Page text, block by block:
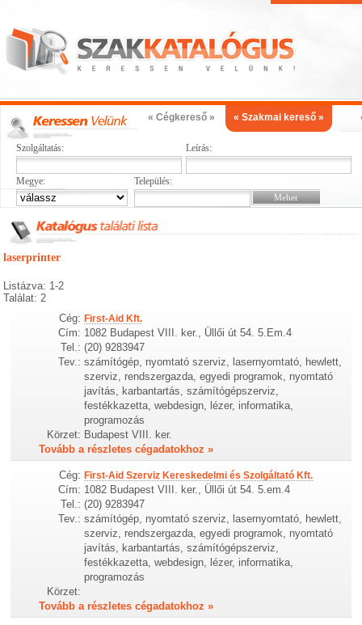
« Cégkereső » « Szakmai kereső »
Szolgáltatás: Leírás:
Megye: Település:
laserprinter
Listázva: 1-2
Találat: 2
Cég: First-Aid Kft.
Cím: 1082 Budapest VIII. ker., Üllői út 54. 5.Em.4
Tel.: (20) 9283947
Tev.: számítógép, nyomtató szerviz, lasernyomtató, hewlett,
szerviz, rendszergazda, egyedi programok, nyomtató
javítás, karbantartás, számítógépszerviz,
festékkazetta, webdesign, lézer, informatika,
programozás
Körzet: Budapest VIII. ker.
Tovább a részletes cégadatokhoz »
Cég: First-Aid Szerviz Kereskedelmi és Szolgáltató Kft.
Cím: 1082 Budapest VIII. ker., Üllői út 54. 5.em.4
Tel.: (20) 9283947
Tev.: számítógép, nyomtató szerviz, lasernyomtató, hewlett,
szerviz, rendszergazda, egyedi programok, nyomtató
javítás, karbantartás, számítógépszerviz,
festékkazetta, webdesign, lézer, informatika,
programozás
Körzet:
Tovább a részletes cégadatokhoz »